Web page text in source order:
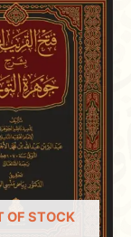
a
OF STOCK